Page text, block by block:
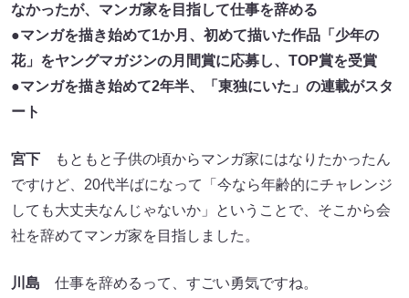
なかったが、マンガ家を目指して仕事を辞める
●マンガを描き始めて1か月、初めて描いた作品「少年の
花」をヤングマガジンの月間賞に応募し、TOP賞を受賞
●マンガを描き始めて2年半、「東独にいた」の連載がスタ
ート
宮下 もともと子供の頃からマンガ家にはなりたかったん
ですけど、20代半ばになって「今なら年齢的にチャレンジ
しても大丈夫なんじゃないか」ということで、そこから会
社を辞めてマンガ家を目指しました。
川島 仕事を辞めるって、すごい勇気ですね。